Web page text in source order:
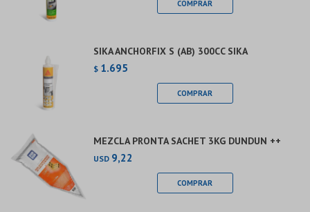
SIKA ANCHORFIX S (AB) 300CC SIKA
$ 1.695
MEZCLA PRONTA SACHET 3KG DUNDUN ++
USD 9,22